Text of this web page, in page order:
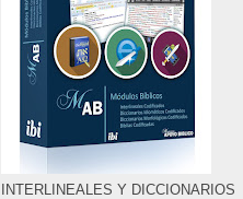
INTERLINEALES Y DICCIONARIOS